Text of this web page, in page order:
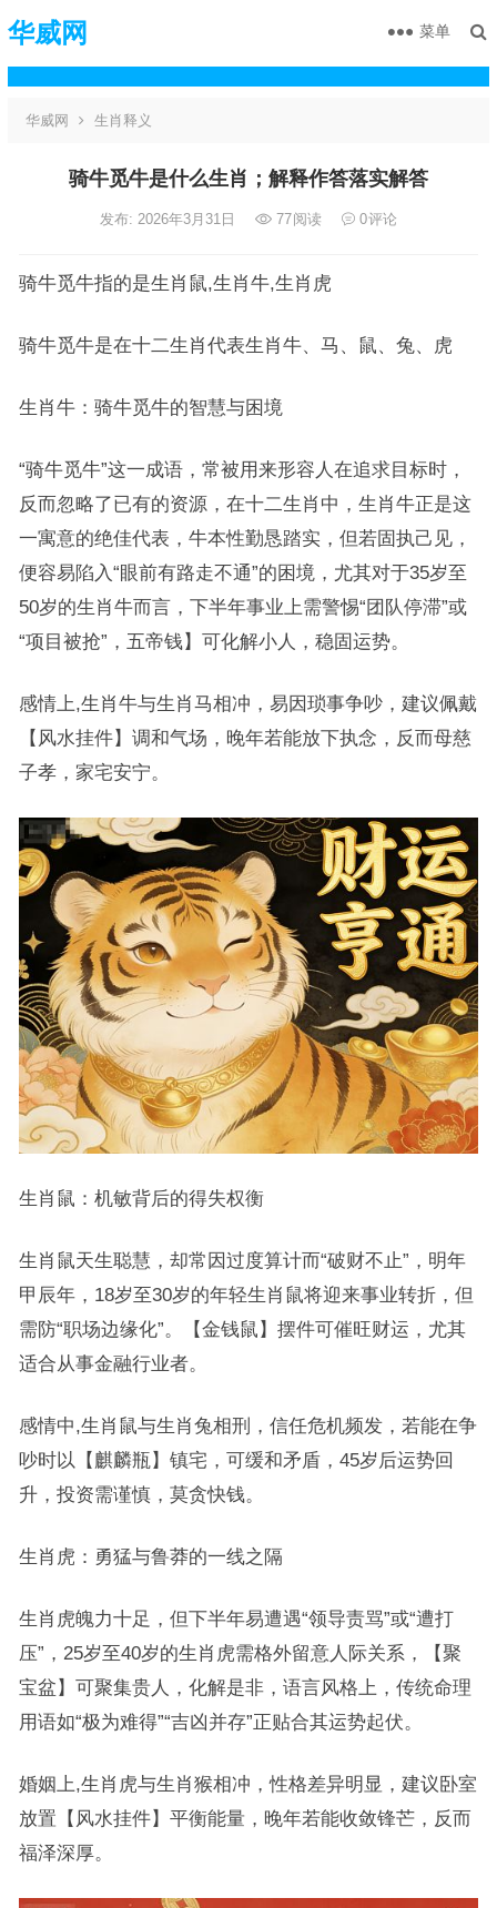
华威网 菜单
华威网 生肖释义
骑牛觅牛是什么生肖；解释作答落实解答
发布: 2026年3月31日 77阅读 0评论
骑牛觅牛指的是生肖鼠,生肖牛,生肖虎
骑牛觅牛是在十二生肖代表生肖牛、马、鼠、兔、虎
生肖牛：骑牛觅牛的智慧与困境
“骑牛觅牛”这一成语，常被用来形容人在追求目标时，
反而忽略了已有的资源，在十二生肖中，生肖牛正是这
一寓意的绝佳代表，牛本性勤恳踏实，但若固执己见，
便容易陷入“眼前有路走不通”的困境，尤其对于35岁至
50岁的生肖牛而言，下半年事业上需警惕“团队停滞”或
“项目被抢”，五帝钱】可化解小人，稳固运势。
感情上,生肖牛与生肖马相冲，易因琐事争吵，建议佩戴
【风水挂件】调和气场，晚年若能放下执念，反而母慈
子孝，家宅安宁。
生肖鼠：机敏背后的得失权衡
生肖鼠天生聪慧，却常因过度算计而“破财不止”，明年
甲辰年，18岁至30岁的年轻生肖鼠将迎来事业转折，但
需防“职场边缘化”。【金钱鼠】摆件可催旺财运，尤其
适合从事金融行业者。
感情中,生肖鼠与生肖兔相刑，信任危机频发，若能在争
吵时以【麒麟瓶】镇宅，可缓和矛盾，45岁后运势回
升，投资需谨慎，莫贪快钱。
生肖虎：勇猛与鲁莽的一线之隔
生肖虎魄力十足，但下半年易遭遇“领导责骂”或“遭打
压”，25岁至40岁的生肖虎需格外留意人际关系，【聚
宝盆】可聚集贵人，化解是非，语言风格上，传统命理
用语如“极为难得”“吉凶并存”正贴合其运势起伏。
婚姻上,生肖虎与生肖猴相冲，性格差异明显，建议卧室
放置【风水挂件】平衡能量，晚年若能收敛锋芒，反而
福泽深厚。